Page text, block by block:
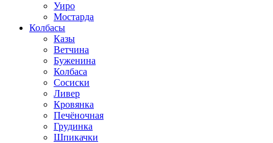
Уиро
Мостарда
Колбасы
Казы
Ветчина
Буженина
Колбаса
Сосиски
Ливер
Кровянка
Печёночная
Грудинка
Шпикачки